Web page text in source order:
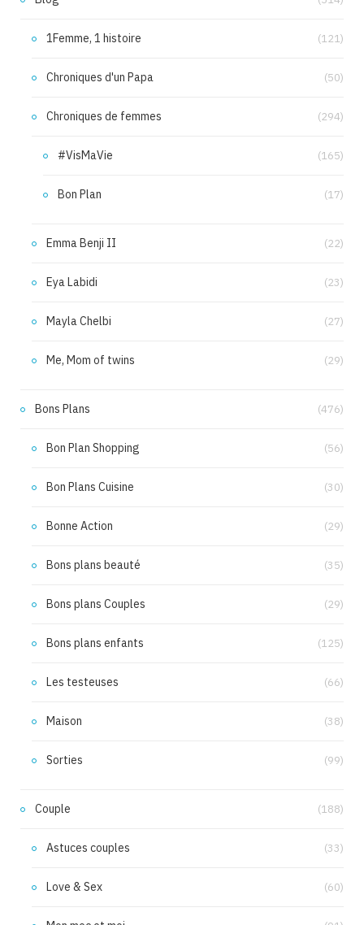
1Femme, 1 histoire (121)
Chroniques d'un Papa (50)
Chroniques de femmes (294)
#VisMaVie (165)
Bon Plan (17)
Emma Benji II (22)
Eya Labidi (23)
Mayla Chelbi (27)
Me, Mom of twins (29)
Bons Plans (476)
Bon Plan Shopping (56)
Bon Plans Cuisine (30)
Bonne Action (29)
Bons plans beauté (35)
Bons plans Couples (29)
Bons plans enfants (125)
Les testeuses (66)
Maison (38)
Sorties (99)
Couple (188)
Astuces couples (33)
Love & Sex (60)